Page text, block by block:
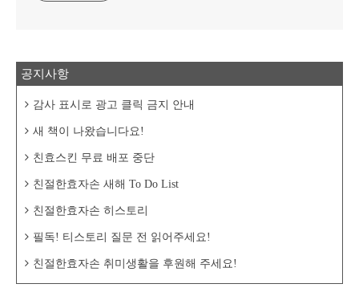
공지사항
감사 표시로 광고 클릭 금지 안내
새 책이 나왔습니다요!
친효스킨 무료 배포 중단
친절한효자손 새해 To Do List
친절한효자손 히스토리
필독! 티스토리 질문 전 읽어주세요!
친절한효자손 취미생활을 후원해 주세요!